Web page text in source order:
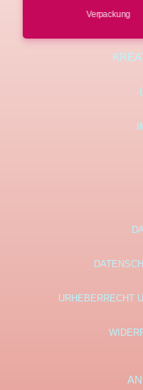
Verpackung
URHEBERRECHT